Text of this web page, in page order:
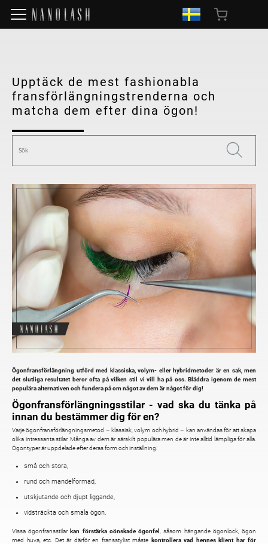
Upptäck de mest fashionabla
fransförlängningstrenderna och
matcha dem efter dina ögon!
Ögonfransförlängning utförd med klassiska, volym- eller hybridmetoder är en sak, men
det slutliga resultatet beror ofta på vilken stil vi vill ha på oss. Bläddra igenom de mest
populära alternativen och fundera på om något av dem är något för dig!
Ögonfransförlängningsstilar - vad ska du tänka på
innan du bestämmer dig för en?
Varje ögonfransförlängningsmetod – klassisk, volym och hybrid – kan användas för att skapa
olika intressanta stilar. Många av dem är särskilt populära men de är inte alltid lämpliga för alla.
Ögontyper är uppdelade efter deras form och inställning:
små och stora,
rund och mandelformad,
utskjutande och djupt liggande,
vidsträckta och smala ögon.
Vissa ögonfransstilar kan förstärka oönskade ögonfel
, såsom hängande ögonlock, ögon
med huva, etc. Det är därför en fransstylist måste
kontrollera vad hennes klient har för